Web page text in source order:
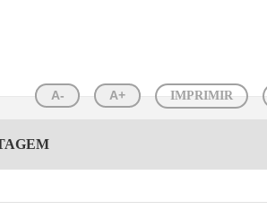
A- A+ IMPRIMIR